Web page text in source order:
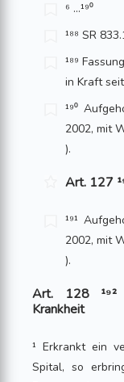
⁶ …¹⁹⁰
¹⁸⁸ SR
¹⁸⁹
in Kraft
¹⁹⁰
2002, mit
).
Art. 127
¹⁹¹
2002, mit
).
Art. 128 ¹⁹²
Krankheit
¹ Erkrankt ein
Spital, so